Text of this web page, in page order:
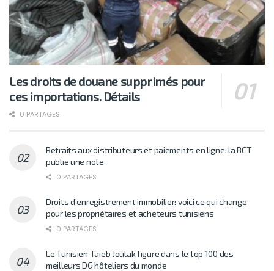
Les droits de douane supprimés pour
ces importations. Détails
0 PARTAGES
Retraits aux distributeurs et paiements en ligne: la BCT
publie une note
0 PARTAGES
Droits d’enregistrement immobilier: voici ce qui change
pour les propriétaires et acheteurs tunisiens
0 PARTAGES
Le Tunisien Taieb Joulak figure dans le top 100 des
meilleurs DG hôteliers du monde